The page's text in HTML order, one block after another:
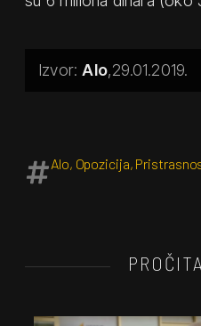
Alo 29.01.2019.
Alo, Opozicija,